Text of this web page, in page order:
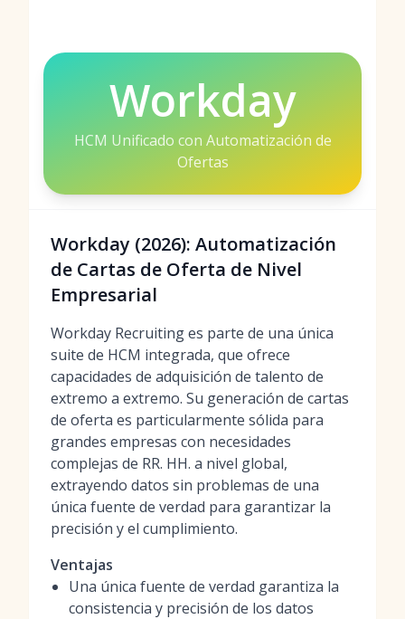
Workday
HCM Unificado con Automatización de
Ofertas
Workday (2026): Automatización
de Cartas de Oferta de Nivel
Empresarial
Workday Recruiting es parte de una única
suite de HCM integrada, que ofrece
capacidades de adquisición de talento de
extremo a extremo. Su generación de cartas
de oferta es particularmente sólida para
grandes empresas con necesidades
complejas de RR. HH. a nivel global,
extrayendo datos sin problemas de una
única fuente de verdad para garantizar la
precisión y el cumplimiento.
Ventajas
Una única fuente de verdad garantiza la
consistencia y precisión de los datos